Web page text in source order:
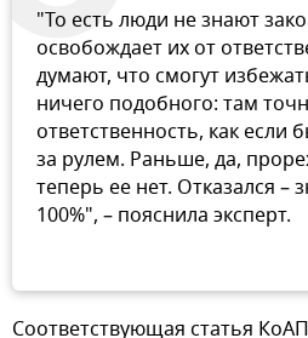
"То есть люди не знают
освобождает их от
думают, что смогут
ничего подобного: там
ответственность, как если
за рулем. Раньше, да,
теперь ее нет. Отказался –
100%", – пояснила эксперт.
Соответствующая статья